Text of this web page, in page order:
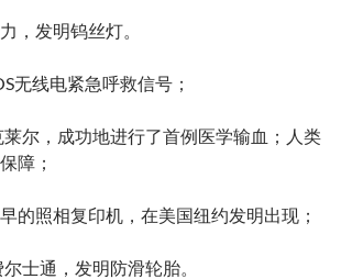
，发明钨丝灯。
无线电紧急呼救信号；
莱尔，成功地进行了首例医学输血；人类
障；
的照相复印机，在美国纽约发明出现；
士通，发明防滑轮胎。